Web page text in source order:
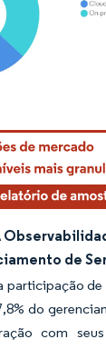
reuso requer
de
participação de
do
com